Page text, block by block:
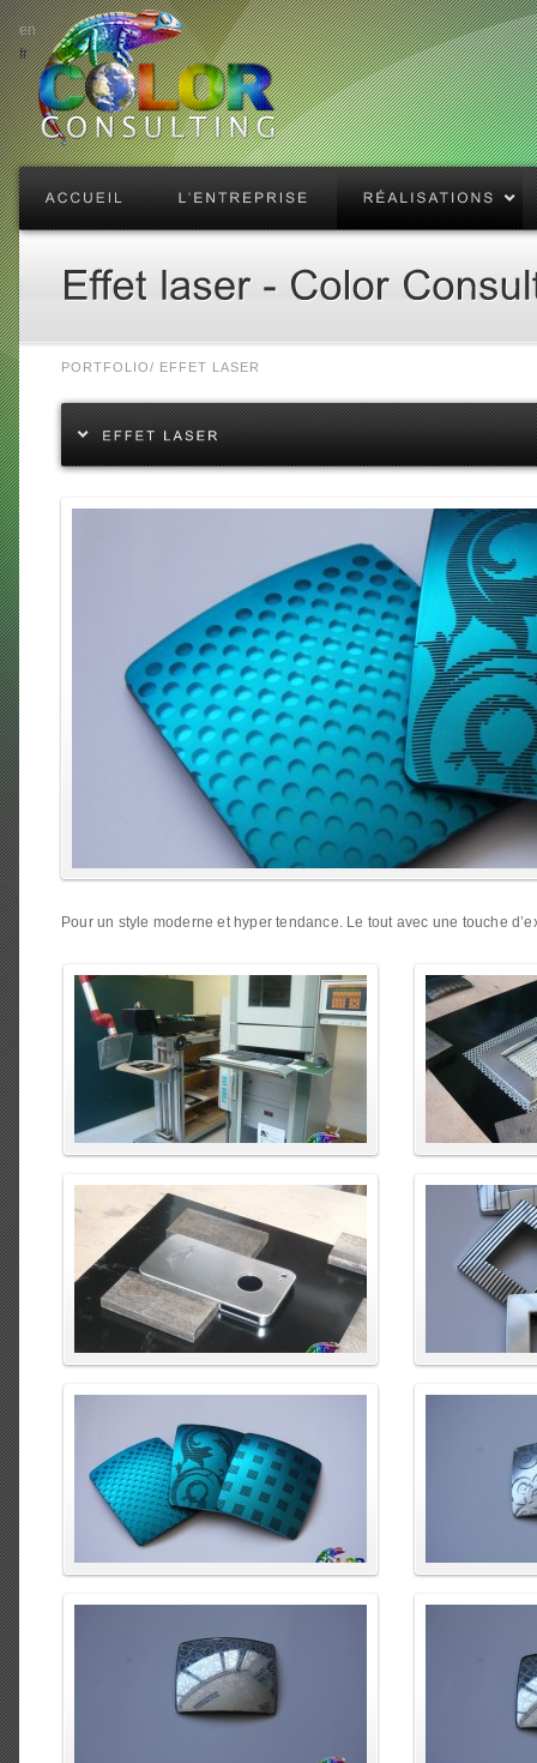
en
fr
PORTFOLIO/ EFFET LASER
Enlarge
Pour un style moderne et hyper tendance. Le tout avec une touche
enlarge enlarge